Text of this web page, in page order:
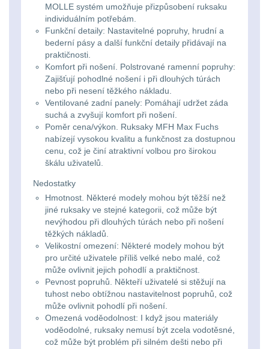
16340
baterie
Čelové
svetlá
čelovky
svietidlá
Lucerny
kempingové
lampy
Potápačské
svetlá
Náhradné diely7
BATOHY A TAŠKY
(1563)
Turistické a expediční38
Městské batohy41
Batohy216
Méně než 10 L
10 - 20 L26
20 - 30 L103
Nad 30 L74
Batohy přes rameno
Cestovní batohy a
MOLLE systém umožňuje přizpůsobení ruksaku
individuálním potřebám.
Funkční detaily: Nastavitelné popruhy, hrudní a
bederní pásy a další funkční detaily přidávají na
praktičnosti.
Komfort při nošení. Polstrované ramenní popruhy:
Zajišťují pohodlné nošení i při dlouhých túrách
nebo při nesení těžkého nákladu.
Ventilované zadní panely: Pomáhají udržet záda
suchá a zvyšují komfort při nošení.
Poměr cena/výkon. Ruksaky MFH Max Fuchs
nabízejí vysokou kvalitu a funkčnost za dostupnou
cenu, což je činí atraktivní volbou pro širokou
škálu uživatelů.
Nedostatky
Hmotnost. Některé modely mohou být těžší než
jiné ruksaky ve stejné kategorii, což může být
nevýhodou při dlouhých túrách nebo při nošení
těžkých nákladů.
Velikostní omezení: Některé modely mohou být
pro určité uživatele příliš velké nebo malé, což
může ovlivnit jejich pohodlí a praktičnost.
Pevnost popruhů. Někteří uživatelé si stěžují na
tuhost nebo obtížnou nastavitelnost popruhů, což
může ovlivnit pohodlí při nošení.
Omezená voděodolnost: I když jsou materiály
voděodolné, ruksaky nemusí být zcela vodotěsné,
což může být problém při silném dešti nebo při